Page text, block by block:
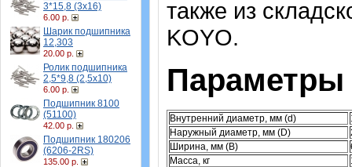
3*15,8 (3х16)
6.00 р.
Шарик подшипника
12,303
20.00 р.
Ролик подшипника
2,5*9,8 (2,5х10)
6.00 р.
Подшипник 8100
(51100)
42.00 р.
Подшипник 180206
(6206-2RS)
135.00 р.
также из
KOYO.
Параметры
Внутренний диаметр, мм (d)
Наружный диаметр, мм (D)
Ширина, мм (B)
Масса, кг